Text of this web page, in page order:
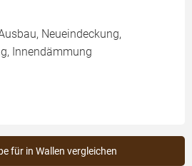
Neueindeckung,
Innendämmung
für in Wallen vergleichen